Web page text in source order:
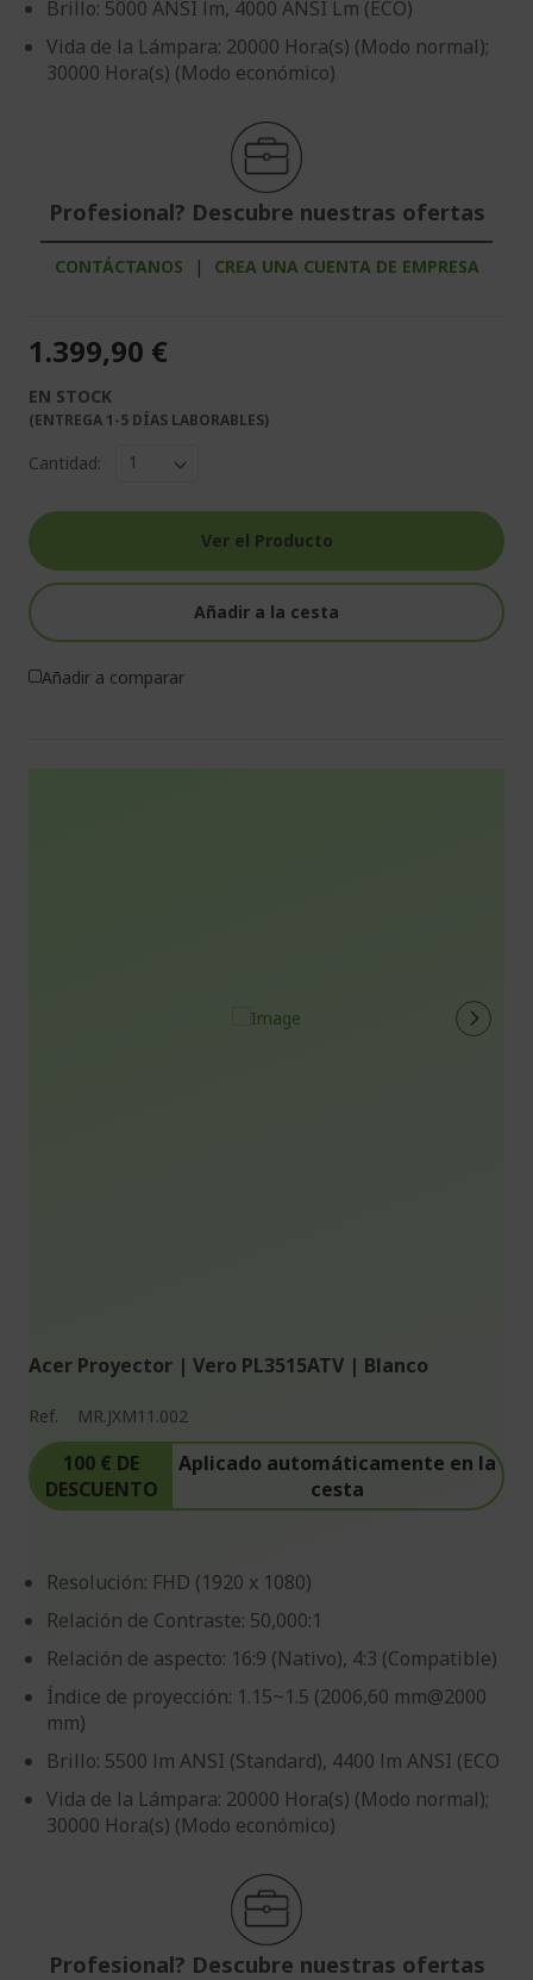
Brillo: 5000 ANSI lm, 4000 ANSI Lm (ECO)
Vida de la Lámpara: 20000 Hora(s) (Modo normal);
30000 Hora(s) (Modo económico)
Profesional? Descubre nuestras ofertas
CONTÁCTANOS | CREA UNA CUENTA DE EMPRESA
1.399,90 €
EN STOCK
(ENTREGA 1-5 DÍAS LABORABLES)
Cantidad:
Ver el Producto
Añadir a la cesta
Añadir a comparar
Acer Proyector | Vero PL3515ATV | Blanco
Ref. MR.JXM11.002
100 € DE
DESCUENTO
Aplicado automáticamente en la
cesta
Resolución: FHD (1920 x 1080)
Relación de Contraste: 50,000:1
Relación de aspecto: 16:9 (Nativo), 4:3 (Compatible)
Índice de proyección: 1.15~1.5 (2006,60 mm@2000
mm)
Brillo: 5500 lm ANSI (Standard), 4400 lm ANSI (ECO
Vida de la Lámpara: 20000 Hora(s) (Modo normal);
30000 Hora(s) (Modo económico)
Profesional? Descubre nuestras ofertas